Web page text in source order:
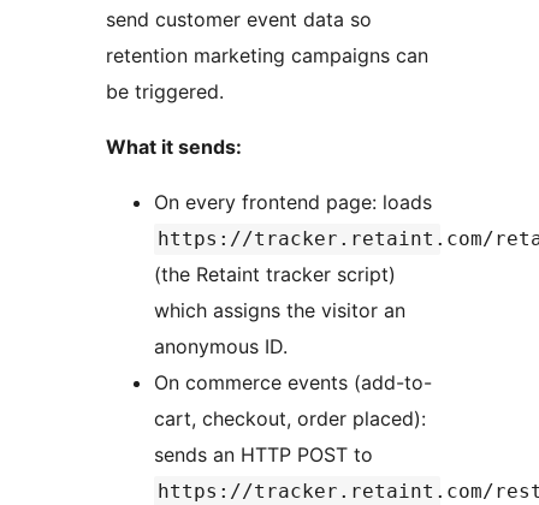
send customer event data so
retention marketing campaigns can
be triggered.
What it sends:
On every frontend page: loads
https://tracker.retaint.com/
(the Retaint tracker script)
which assigns the visitor an
anonymous ID.
On commerce events (add-to-
cart, checkout, order placed):
sends an HTTP POST to
https://tracker.retaint.com/